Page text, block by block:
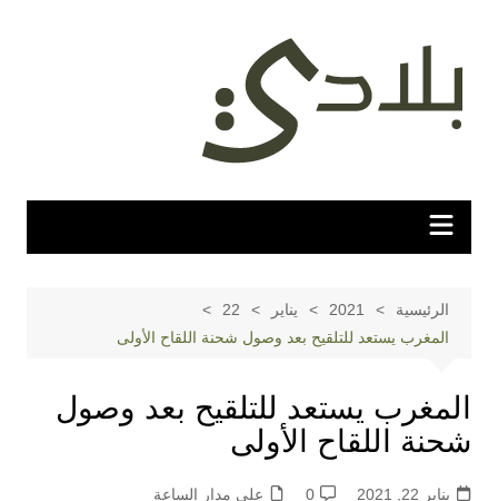
المحتوى
الرئيسية 2021 يناير
22
المغرب يستعد للتلقيح بعد وصول شحنة اللقاح الأولى
المغرب يستعد للتلقيح بعد وصول
شحنة اللقاح الأولى
يناير 22, 2021 0 على مدار الساعة